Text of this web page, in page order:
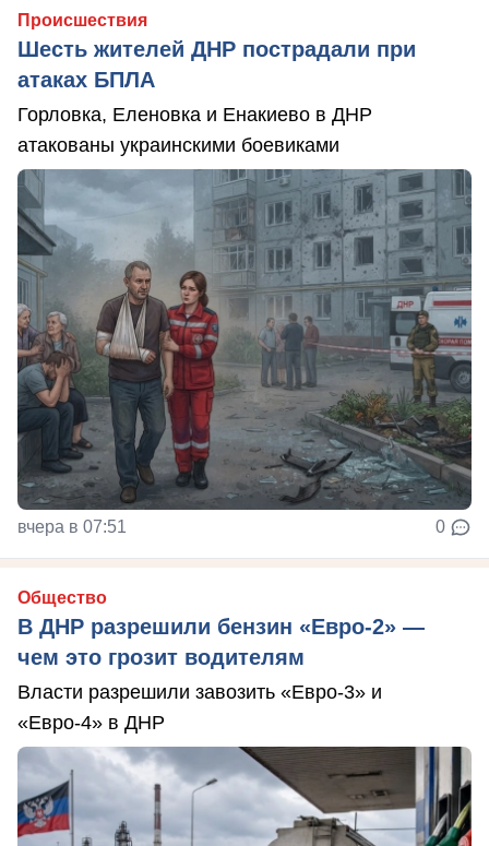
Происшествия
Шесть жителей ДНР пострадали при
атаках БПЛА
Горловка, Еленовка и Енакиево в ДНР
атакованы украинскими боевиками
вчера в 07:51 0
Общество
В ДНР разрешили бензин «Евро-2» —
чем это грозит водителям
Власти разрешили завозить «Евро-3» и
«Евро-4» в ДНР